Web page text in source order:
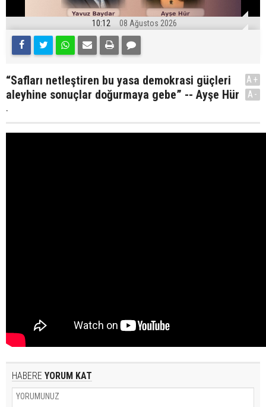
10:12 08 Ağustos 2026
“Safları netleştiren bu yasa demokrasi güçleri
aleyhine sonuçlar doğurmaya gebe” -- Ayşe Hür
.
A+
A-
HABERE YORUM KAT